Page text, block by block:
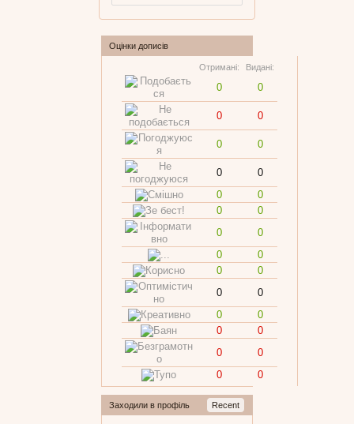
Оцінки дописів
Отримані: Видані:
0 0
0 0
0 0
0
0
0
0
0
0
0
0
0
0
0
0
0
0
0
0
0
0
0
0
0
0
Заходили в профіль Recent